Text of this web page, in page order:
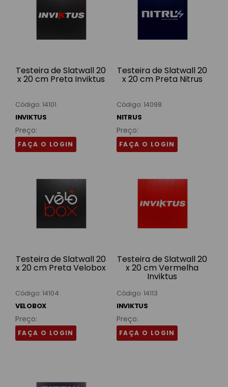
Testeira de Slatwall 20
x 20 cm Preta Inviktus
Código: 14101
INVIKTUS
Preço:
FAÇA O LOGIN
Testeira de Slatwall 20
x 20 cm Preta Nitrus
Código: 14098
NITRUS
Preço:
FAÇA O LOGIN
Testeira de Slatwall 20
x 20 cm Preta Velobox
Código: 14104
VELOBOX
Preço:
FAÇA O LOGIN
Testeira de Slatwall 20
x 20 cm Vermelha
Inviktus
Código: 14113
INVIKTUS
Preço:
FAÇA O LOGIN